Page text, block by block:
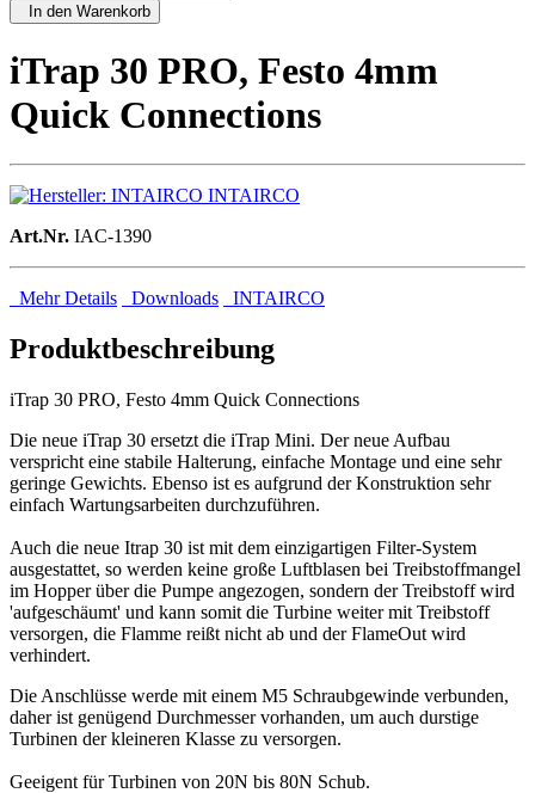
In den Warenkorb
iTrap 30 PRO, Festo 4mm
Quick Connections
INTAIRCO
Art.Nr. IAC-1390
Mehr Details Downloads INTAIRCO
Produktbeschreibung
iTrap 30 PRO, Festo 4mm Quick Connections
Die neue iTrap 30 ersetzt die iTrap Mini. Der neue Aufbau
verspricht eine stabile Halterung, einfache Montage und eine sehr
geringe Gewichts. Ebenso ist es aufgrund der Konstruktion sehr
einfach Wartungsarbeiten durchzuführen.
Auch die neue Itrap 30 ist mit dem einzigartigen Filter-System
ausgestattet, so werden keine große Luftblasen bei Treibstoffmangel
im Hopper über die Pumpe angezogen, sondern der Treibstoff wird
'aufgeschäumt' und kann somit die Turbine weiter mit Treibstoff
versorgen, die Flamme reißt nicht ab und der FlameOut wird
verhindert.
Die Anschlüsse werde mit einem M5 Schraubgewinde verbunden,
daher ist genügend Durchmesser vorhanden, um auch durstige
Turbinen der kleineren Klasse zu versorgen.
Geeigent für Turbinen von 20N bis 80N Schub.